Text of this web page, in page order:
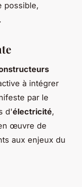
possible,
à intégrer
par le
d'électricité,
œuvre de
aux enjeux du